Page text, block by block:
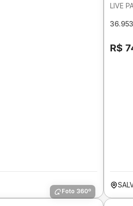
LIVE
R$
Foto 360º